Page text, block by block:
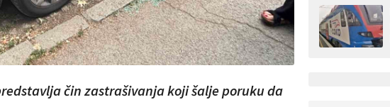
čin zastrašivanja koji šalje poruku da